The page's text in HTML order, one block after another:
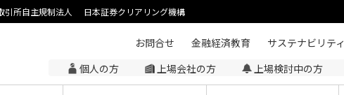
引所自主規制法人 日本証券クリアリング機構
個人の方 上場会社の方 上場検討中の方
お問合せ 金融経済教育 サステナビリティ